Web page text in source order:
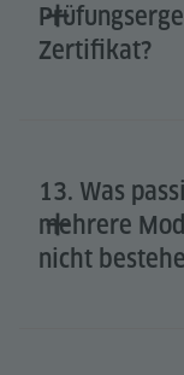
Zertifikat?
13. Was
mehrere
nicht